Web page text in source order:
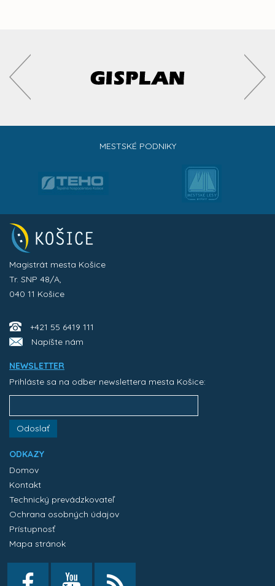
MESTSKÉ PODNIKY
Magistrát mesta Košice
Tr. SNP 48/A,
040 11 Košice
+421 55 6419 111
Napíšte nám
NEWSLETTER
Prihláste sa na odber newslettera mesta Košice:
Odoslať
ODKAZY
Domov
Kontakt
Technický prevádzkovateľ
Ochrana osobných údajov
Prístupnosť
Mapa stránok